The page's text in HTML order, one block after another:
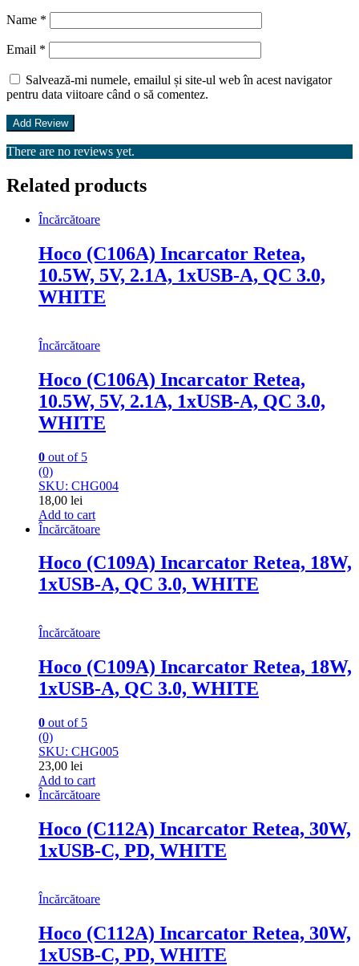
Name *
Email *
Salvează-mi numele, emailul și site-ul web în acest navigator
pentru data viitoare când o să comentez.
There are no reviews yet.
Related products
Încărcătoare
Hoco (C106A) Incarcator Retea,
10.5W, 5V, 2.1A, 1xUSB-A, QC 3.0,
WHITE
Încărcătoare
Hoco (C106A) Incarcator Retea,
10.5W, 5V, 2.1A, 1xUSB-A, QC 3.0,
WHITE
0 out of 5
(0)
SKU: CHG004
18,00 lei
Add to cart
Încărcătoare
Hoco (C109A) Incarcator Retea, 18W,
1xUSB-A, QC 3.0, WHITE
Încărcătoare
Hoco (C109A) Incarcator Retea, 18W,
1xUSB-A, QC 3.0, WHITE
0 out of 5
(0)
SKU: CHG005
23,00 lei
Add to cart
Încărcătoare
Hoco (C112A) Incarcator Retea, 30W,
1xUSB-C, PD, WHITE
Încărcătoare
Hoco (C112A) Incarcator Retea, 30W,
1xUSB-C, PD, WHITE